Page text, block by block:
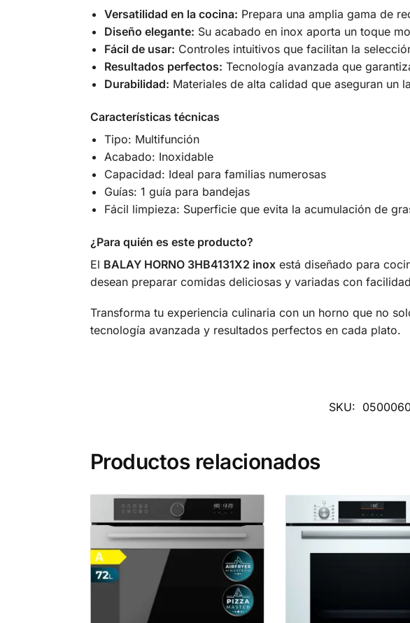
Versatilidad en la cocina: Prepara una amplia gama de
Diseño elegante: Su acabado en inox aporta un toque
Fácil de usar: Controles intuitivos que facilitan la
Resultados perfectos: Tecnología avanzada que
Durabilidad: Materiales de alta calidad que aseguran un
Características técnicas
Tipo: Multifunción
Acabado: Inoxidable
Capacidad: Ideal para familias numerosas
Guías: 1 guía para bandejas
Fácil limpieza: Superficie que evita la acumulación de
¿Para quién es este producto?
El BALAY HORNO 3HB4131X2 inoxestá diseñado para
desean preparar comidas deliciosas y variadas con
Transforma tu experiencia culinaria con un horno que no
tecnología avanzada y resultados perfectos en cada plato.
SKU:
Productos relacionados